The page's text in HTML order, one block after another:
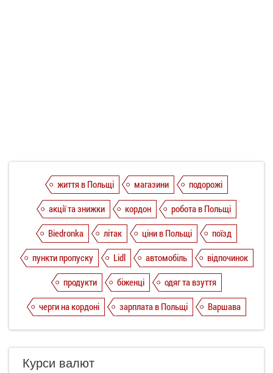
життя в Польщі магазини
подорожі
акції та знижки
кордон
робота в Польщі
Biedronka
літак ціни в Польщі
поїзд
пункти пропуску
Lidl автомобіль
відпочинок
продукти
біженці
одяг та взуття
черги на кордоні
зарплата в Польщі Варшава
Курси валют